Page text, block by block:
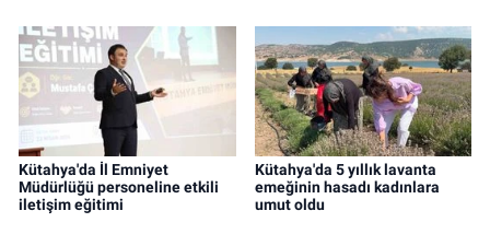
Kütahya'da İl Emniyet
Müdürlüğü personeline etkili
iletişim eğitimi
Kütahya'da 5 yıllık lavanta
emeğinin hasadı kadınlara
umut oldu